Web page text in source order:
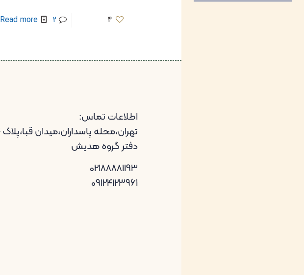
4
2
Read more
اطلاعات تماس:
تهران،محله پاسداران،میدان قبا،پلاک ۷۴
دفتر گروه هدیش
02188881193
09124123961